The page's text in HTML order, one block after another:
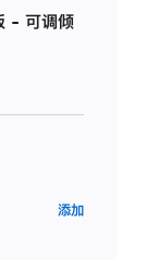
- 可调倾
添加